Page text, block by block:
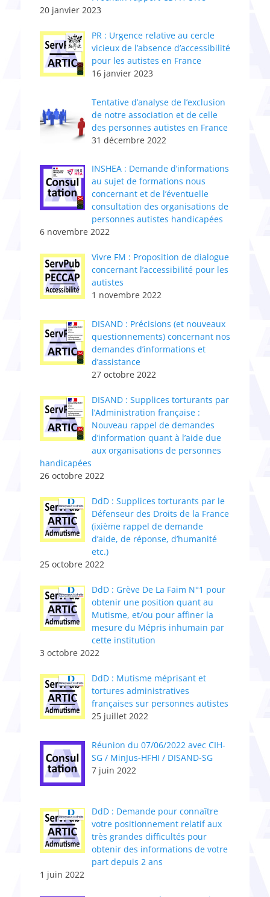
20 janvier 2023
PR : Urgence relative au cercle
vicieux de l’absence d’accessibilité
pour les autistes en France
16 janvier 2023
Tentative d’analyse de l’exclusion
de notre association et de celle
des personnes autistes en France
31 décembre 2022
INSHEA : Demande d’informations
au sujet de formations nous
concernant et de l’éventuelle
consultation des organisations de
personnes autistes handicapées
6 novembre 2022
Vivre FM : Proposition de dialogue
concernant l’accessibilité pour les
autistes
1 novembre 2022
DISAND : Précisions (et nouveaux
questionnements) concernant nos
demandes d’informations et
d’assistance
27 octobre 2022
DISAND : Supplices torturants par
l’Administratio​n​ française :
Nouveau rappel de demandes
d’information quant à l’aide due
aux organisations de personnes
handicapées
26 octobre 2022
DdD : Supplices torturants par le
Défenseur des Droits de la France
(ixième rappel de demande
d’aide, de réponse, d’humanité
etc.)
25 octobre 2022
DdD : Grève De La Faim N°1 pour
obtenir une position quant au
Mutisme, et/ou pour affiner la
mesure du Mépris inhumain par
cette institution
3 octobre 2022
DdD : Mutisme méprisant et
tortures administratives
françaises sur personnes autistes
25 juillet 2022
Réunion du 07/06/2022 avec CIH-
SG / MinJus-HFHI / DISAND-SG
7 juin 2022
DdD : Demande pour connaître
votre positionnement relatif aux
très grandes difficultés pour
obtenir des informations de votre
part depuis 2 ans
1 juin 2022